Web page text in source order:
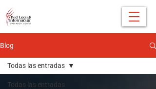
Blog
Todas las entradas
Todas las entradas